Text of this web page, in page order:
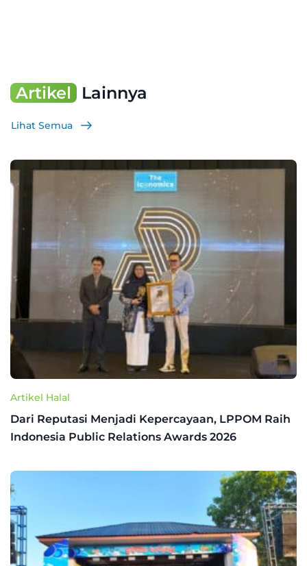
Artikel Lainnya
Lihat Semua
Artikel Halal
Dari Reputasi Menjadi Kepercayaan, LPPOM Raih
Indonesia Public Relations Awards 2026